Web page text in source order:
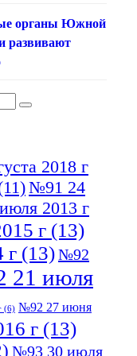
органы Южной
развивают
2018 г
№91 24
2013 г
г (13)
г (13)№92
21 июля
(6) №92 27 июня
г (13)
№93 30 июля